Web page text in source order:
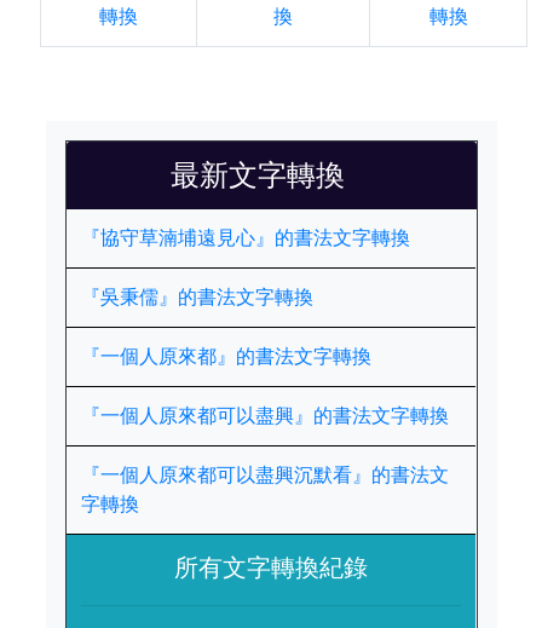
轉換
換
轉換
最新文字轉換
『協守草湳埔遠見心』的書法文字轉換
『吳秉儒』的書法文字轉換
『一個人原來都』的書法文字轉換
『一個人原來都可以盡興』的書法文字轉換
『一個人原來都可以盡興沉默看』的書法文
字轉換
所有文字轉換紀錄